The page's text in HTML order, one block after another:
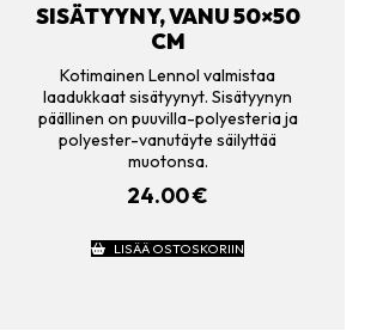
SISÄTYYNY, VANU 50×50
CM
Kotimainen Lennol valmistaa
laadukkaat sisätyynyt. Sisätyynyn
päällinen on puuvilla-polyesteria ja
polyester-vanutäyte säilyttää
muotonsa.
24.00€
LISÄÄ OSTOSKORIIN